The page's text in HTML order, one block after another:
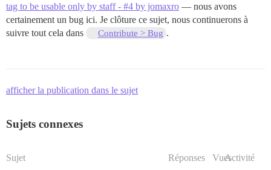
tag to be usable only by staff - #4 by jomaxro — nous avons
certainement un bug ici. Je clôture ce sujet, nous continuerons à
suivre tout cela dans
Contribute > Bug .
afficher la publication dans le sujet
Sujets connexes
Sujet Réponses VuesActivité